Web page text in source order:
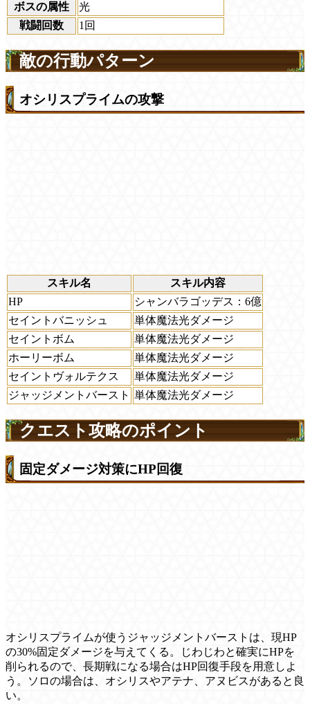
ボスの属性
光
戦闘回数
1回
敵の行動パターン
オシリスプライムの攻撃
スキル名
スキル内容
HP
シャンバラゴッデス：6億
セイントバニッシュ
単体魔法光ダメージ
セイントボム
単体魔法光ダメージ
ホーリーボム
単体魔法光ダメージ
セイントヴォルテクス
単体魔法光ダメージ
ジャッジメントバースト 単体魔法光ダメージ
クエスト攻略のポイント
固定ダメージ対策にHP回復
オシリスプライムが使うジャッジメントバーストは、現HP
の30%固定ダメージを与えてくる。じわじわと確実にHPを
削られるので、長期戦になる場合はHP回復手段を用意しよ
う。ソロの場合は、オシリスやアテナ、アヌビスがあると良
い。